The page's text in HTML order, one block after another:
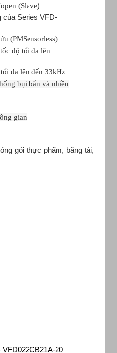
(Slave)
của Series VFD-
(PMSensorless)
độ tối đa lên
đa lên đến 33kHz
bụi bẩn và nhiều
gian
gói thực phẩm, băng tải,
VFD022CB21A-20